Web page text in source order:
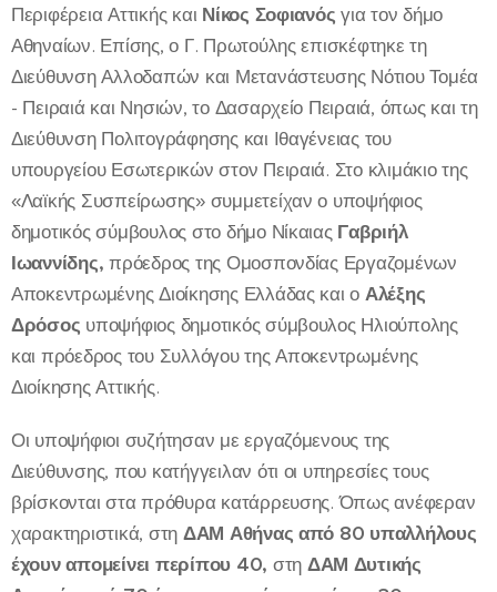
Περιφέρεια Αττικής και Νίκος Σοφιανός για τον δήμο
Αθηναίων. Επίσης, ο Γ. Πρωτούλης επισκέφτηκε τη
Διεύθυνση Αλλοδαπών και Μετανάστευσης Νότιου Τομέα
- Πειραιά και Νησιών, το Δασαρχείο Πειραιά, όπως και τη
Διεύθυνση Πολιτογράφησης και Ιθαγένειας του
υπουργείου Εσωτερικών στον Πειραιά. Στο κλιμάκιο της
«Λαϊκής Συσπείρωσης» συμμετείχαν ο υποψήφιος
δημοτικός σύμβουλος στο δήμο Νίκαιας Γαβριήλ
Ιωαννίδης, πρόεδρος της Ομοσπονδίας Εργαζομένων
Αποκεντρωμένης Διοίκησης Ελλάδας και ο Αλέξης
Δρόσος υποψήφιος δημοτικός σύμβουλος Ηλιούπολης
και πρόεδρος του Συλλόγου της Αποκεντρωμένης
Διοίκησης Αττικής.
Οι υποψήφιοι συζήτησαν με εργαζόμενους της
Διεύθυνσης, που κατήγγειλαν ότι οι υπηρεσίες τους
βρίσκονται στα πρόθυρα κατάρρευσης. Όπως ανέφεραν
χαρακτηριστικά, στη ΔΑΜ Αθήνας από 80 υπαλλήλους
έχουν απομείνει περίπου 40, στη ΔΑΜ Δυτικής